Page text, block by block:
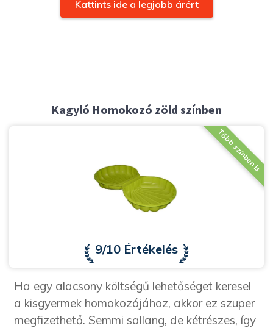
Kattints ide a legjobb árért
Kagyló Homokozó zöld színben
Több színben is
9/10 Értékelés
Ha egy alacsony költségű lehetőséget keresel
a kisgyermek homokozójához, akkor ez szuper
megfizethető. Semmi sallang, de kétrészes, így